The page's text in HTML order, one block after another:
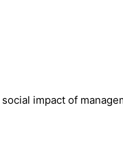
impact of